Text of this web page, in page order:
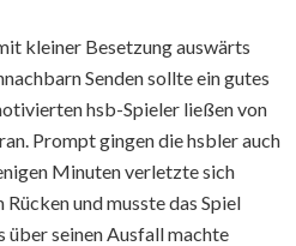
kleiner Besetzung auswärts
Senden sollte ein gutes
hsb-Spieler ließen von
Prompt gingen die hsbler auch
Minuten verletzte sich
und musste das Spiel
über seinen Ausfall machte